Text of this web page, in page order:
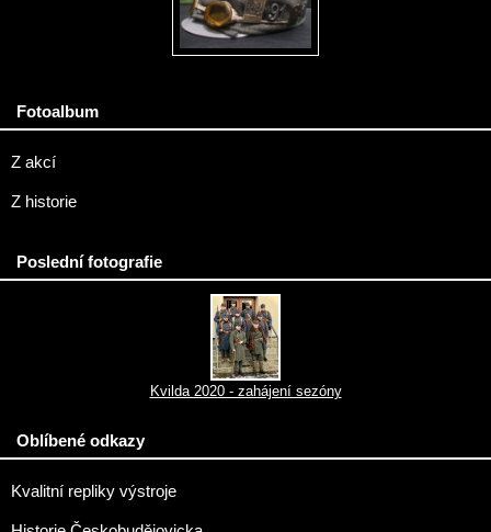
Fotoalbum
Z akcí
Z historie
Poslední fotografie
Kvilda 2020 - zahájení sezóny
Oblíbené odkazy
Kvalitní repliky výstroje